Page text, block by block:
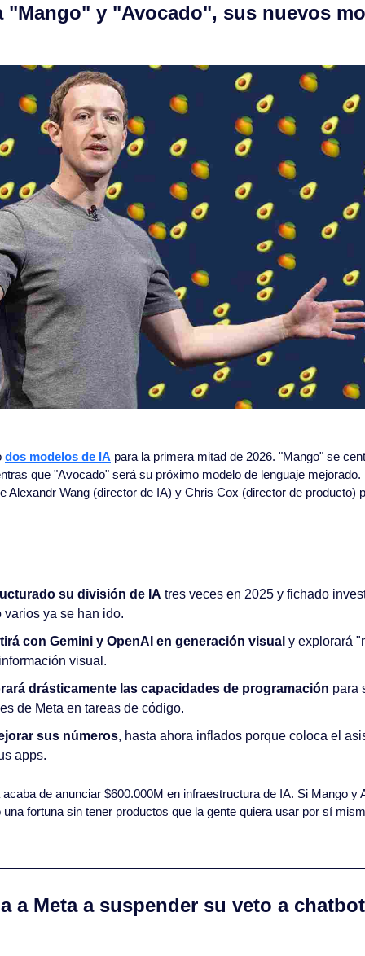
"Mango" y "Avocado", sus nuevos
dos modelos de IA para la primera mitad de 2026. "Mango" se
que "Avocado" será su próximo modelo de lenguaje
Alexandr Wang (director de IA) y Chris Cox (director de producto)
su división de IA tres veces en 2025 y fichado
varios ya se han ido.
con Gemini y OpenAI en generación visual y explorará
visual.
drásticamente las capacidades de programación para
de Meta en tareas de código.
sus números, hasta ahora inflados porque coloca el
apps.
de anunciar $600.000M en infraestructura de IA. Si Mango y
una fortuna sin tener productos que la gente quiera usar por sí
a Meta a suspender su veto a